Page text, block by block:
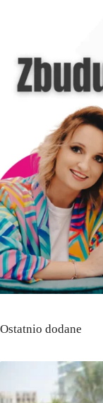
Ostatnio dodane